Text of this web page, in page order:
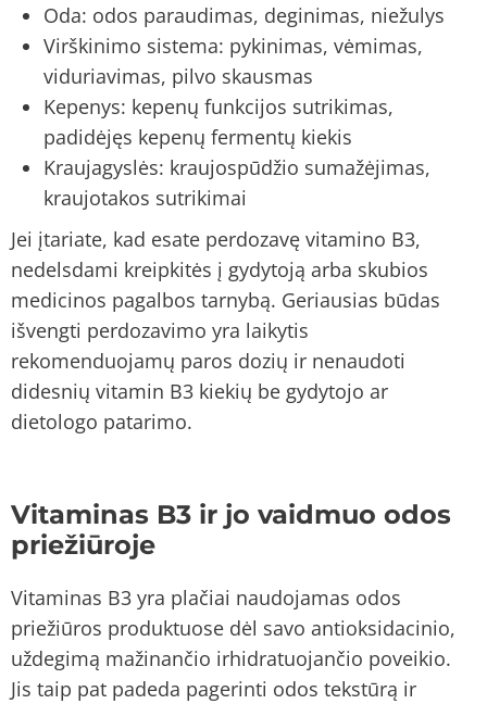
Oda: odos paraudimas, deginimas, niežulys
Virškinimo sistema: pykinimas, vėmimas,
viduriavimas, pilvo skausmas
Kepenys: kepenų funkcijos sutrikimas,
padidėjęs kepenų fermentų kiekis
Kraujagyslės: kraujospūdžio sumažėjimas,
kraujotakos sutrikimai
Jei įtariate, kad esate perdozavę vitamino B3,
nedelsdami kreipkitės į gydytoją arba skubios
medicinos pagalbos tarnybą. Geriausias būdas
išvengti perdozavimo yra laikytis
rekomenduojamų paros dozių ir nenaudoti
didesnių vitamin B3 kiekių be gydytojo ar
dietologo patarimo.
Vitaminas B3 ir jo vaidmuo odos
priežiūroje
Vitaminas B3 yra plačiai naudojamas odos
priežiūros produktuose dėl savo antioksidacinio,
uždegimą mažinančio irhidratuojančio poveikio.
Jis taip pat padeda pagerinti odos tekstūrą ir